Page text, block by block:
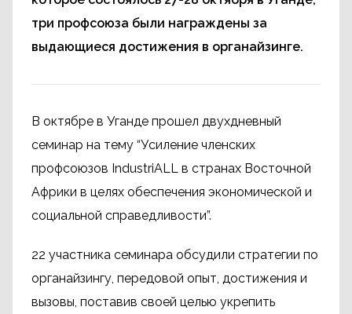
три профсоюза были награждены за
выдающиеся достижения в органайзинге.
В октябре в Уганде прошел двухдневный
семинар на тему “Усиление членских
профсоюзов IndustriALL в странах Восточной
Африки в целях обеспечения экономической и
социальной справедливости”.
22 участника семинара обсудили стратегии по
органайзингу, передовой опыт, достижения и
вызовы, поставив своей целью укрепить